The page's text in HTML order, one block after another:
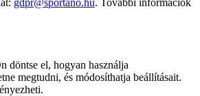
gdpr@sportano.hu. További információk
döntse el, hogyan használja
megtudni, és módosíthatja beállításait.